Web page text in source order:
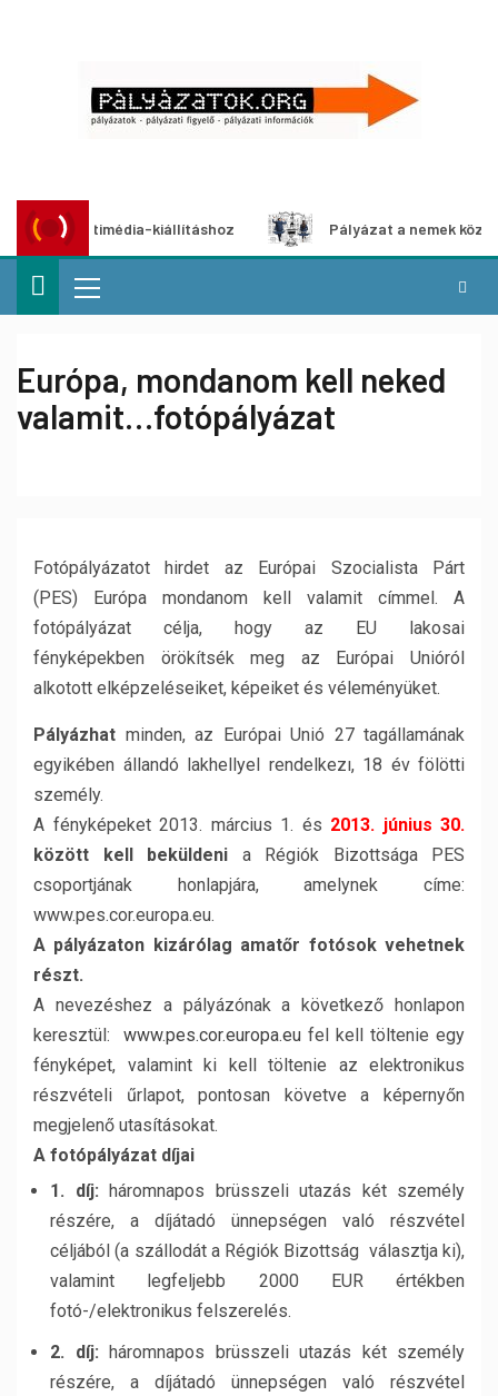
multimédia-kiállításhoz Pályázat a nemek közötti
Európa, mondanom kell neked
valamit…fotópályázat
Fotópályázatot hirdet az Európai Szocialista Párt
(PES) Európa mondanom kell valamit címmel. A
fotópályázat célja, hogy az EU lakosai
fényképekben örökítsék meg az Európai Unióról
alkotott elképzeléseiket, képeiket és véleményüket.
Pályázhat minden, az Európai Unió 27 tagállamának
egyikében állandó lakhellyel rendelkezı, 18 év fölötti
személy.
A fényképeket 2013. március 1. és 2013. június 30.
között kell beküldeni a Régiók Bizottsága PES
csoportjának honlapjára, amelynek címe:
www.pes.cor.europa.eu.
A pályázaton kizárólag amatőr fotósok vehetnek
részt.
A nevezéshez a pályázónak a következő honlapon
keresztül: www.pes.cor.europa.eu fel kell töltenie egy
fényképet, valamint ki kell töltenie az elektronikus
részvételi űrlapot, pontosan követve a képernyőn
megjelenő utasításokat.
A fotópályázat díjai
1. díj: háromnapos brüsszeli utazás két személy
részére, a díjátadó ünnepségen való részvétel
céljából (a szállodát a Régiók Bizottság választja ki),
valamint legfeljebb 2000 EUR értékben
fotó-/elektronikus felszerelés.
2. díj: háromnapos brüsszeli utazás két személy
részére, a díjátadó ünnepségen való részvétel